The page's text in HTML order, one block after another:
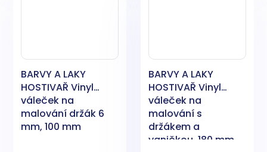
BARVY A LAKY
HOSTIVAŘ Vinyl
váleček na
malování držák 6
mm, 100 mm
BARVY A LAKY
HOSTIVAŘ Vinyl
váleček na
malování s
držákem a
vaničkou, 180 mm